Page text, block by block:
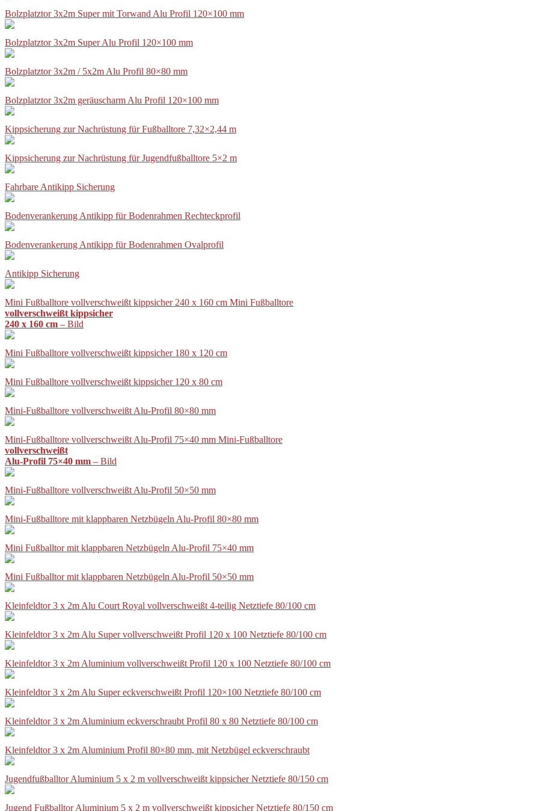
Bolzplatztor 3x2m Super mit Torwand Alu Profil 120×100 mm
Bolzplatztor 3x2m Super Alu Profil 120×100 mm
Bolzplatztor 3x2m / 5x2m Alu Profil 80×80 mm
Bolzplatztor 3x2m geräuscharm Alu Profil 120×100 mm
Kippsicherung zur Nachrüstung für Fußballtore 7,32×2,44 m
Kippsicherung zur Nachrüstung für Jugendfußballtore 5×2 m
Fahrbare Antikipp Sicherung
Bodenverankerung Antikipp für Bodenrahmen Rechteckprofil
Bodenverankerung Antikipp für Bodenrahmen Ovalprofil
Antikipp Sicherung
Mini Fußballtore vollverschweißt kippsicher 240 x 160 cm Mini Fußballtore
vollverschweißt kippsicher
240 x 160 cm – Bild
Mini Fußballtore vollverschweißt kippsicher 180 x 120 cm
Mini Fußballtore vollverschweißt kippsicher 120 x 80 cm
Mini-Fußballtore vollverschweißt Alu-Profil 80×80 mm
Mini-Fußballtore vollverschweißt Alu-Profil 75×40 mm Mini-Fußballtore
vollverschweißt
Alu-Profil 75×40 mm – Bild
Mini-Fußballtore vollverschweißt Alu-Profil 50×50 mm
Mini-Fußballtore mit klappbaren Netzbügeln Alu-Profil 80×80 mm
Mini Fußballtor mit klappbaren Netzbügeln Alu-Profil 75×40 mm
Mini Fußballtor mit klappbaren Netzbügeln Alu-Profil 50×50 mm
Kleinfeldtor 3 x 2m Alu Court Royal vollverschweißt 4-teilig Netztiefe 80/100 cm
Kleinfeldtor 3 x 2m Alu Super vollverschweißt Profil 120 x 100 Netztiefe 80/100 cm
Kleinfeldtor 3 x 2m Aluminium vollverschweißt Profil 120 x 100 Netztiefe 80/100 cm
Kleinfeldtor 3 x 2m Alu Super eckverschweißt Profil 120×100 Netztiefe 80/100 cm
Kleinfeldtor 3 x 2m Aluminium eckverschraubt Profil 80 x 80 Netztiefe 80/100 cm
Kleinfeldtor 3 x 2m Aluminium Profil 80×80 mm, mit Netzbügel eckverschraubt
Jugendfußballtor Aluminium 5 x 2 m vollverschweißt kippsicher Netztiefe 80/150 cm
Jugend Fußballtor Aluminium 5 x 2 m vollverschweißt kippsicher Netztiefe 80/150 cm